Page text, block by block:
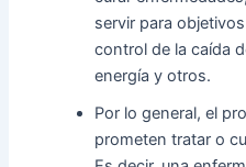
servir para
control de la caída
energía y otros.
Por lo general, el
prometen tratar o